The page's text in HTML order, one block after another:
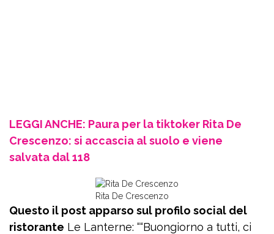
LEGGI ANCHE: Paura per la tiktoker Rita De
Crescenzo: si accascia al suolo e viene
salvata dal 118
Rita De Crescenzo
Questo il post apparso sul profilo social del
ristorante Le Lanterne: ““Buongiorno a tutti, ci